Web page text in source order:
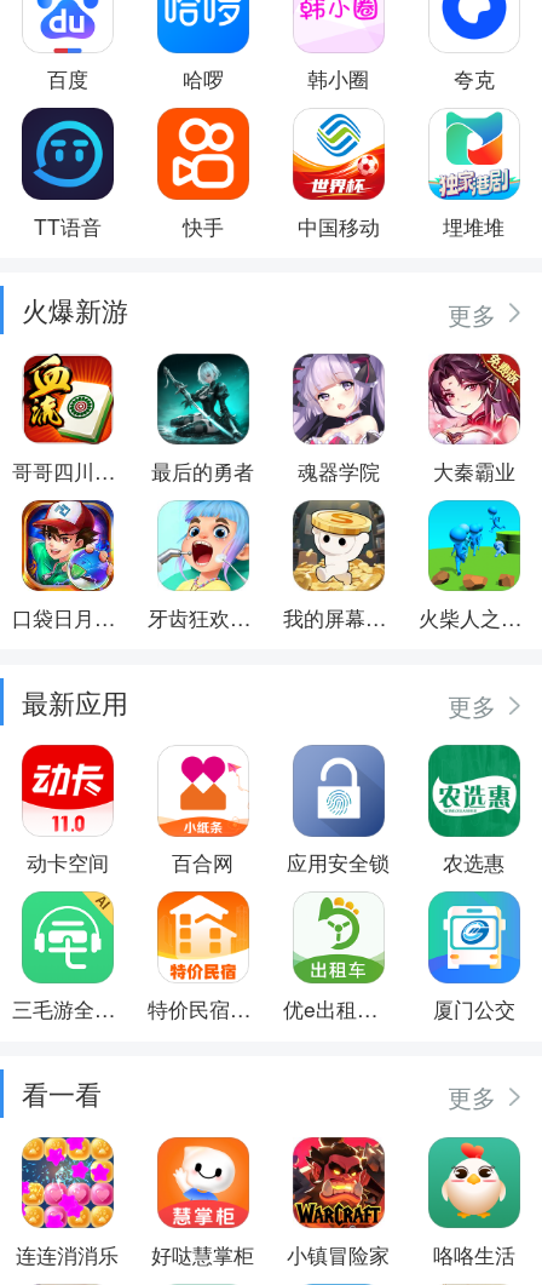
百度 哈啰 韩小圈 夸克
TT语音 快手 中国移动 埋堆堆
火爆新游 更多
哥哥四川麻将 最后的勇者 魂器学院 大秦霸业
口袋日月游戏软件 牙齿狂欢派对 我的屏幕在喷钱 火柴人之觉醒年代
最新应用 更多
动卡空间 百合网 应用安全锁 农选惠
三毛游全球景点讲解语音导游 特价民宿预订 优e出租司机 厦门公交
看一看 更多
连连消消乐 好哒慧掌柜 小镇冒险家 咯咯生活